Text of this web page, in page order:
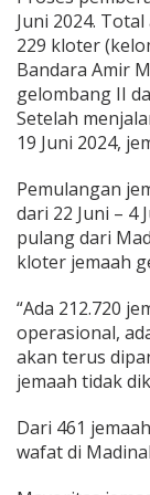
Juni 2024.
229 kloter
Bandara Amir
gelombang II
Setelah
19 Juni 2024,
Pemulangan
dari 22 Juni – 4
pulang dari
kloter jemaah
“Ada 212.720
operasional,
akan terus
jemaah tidak
Dari 461
wafat di